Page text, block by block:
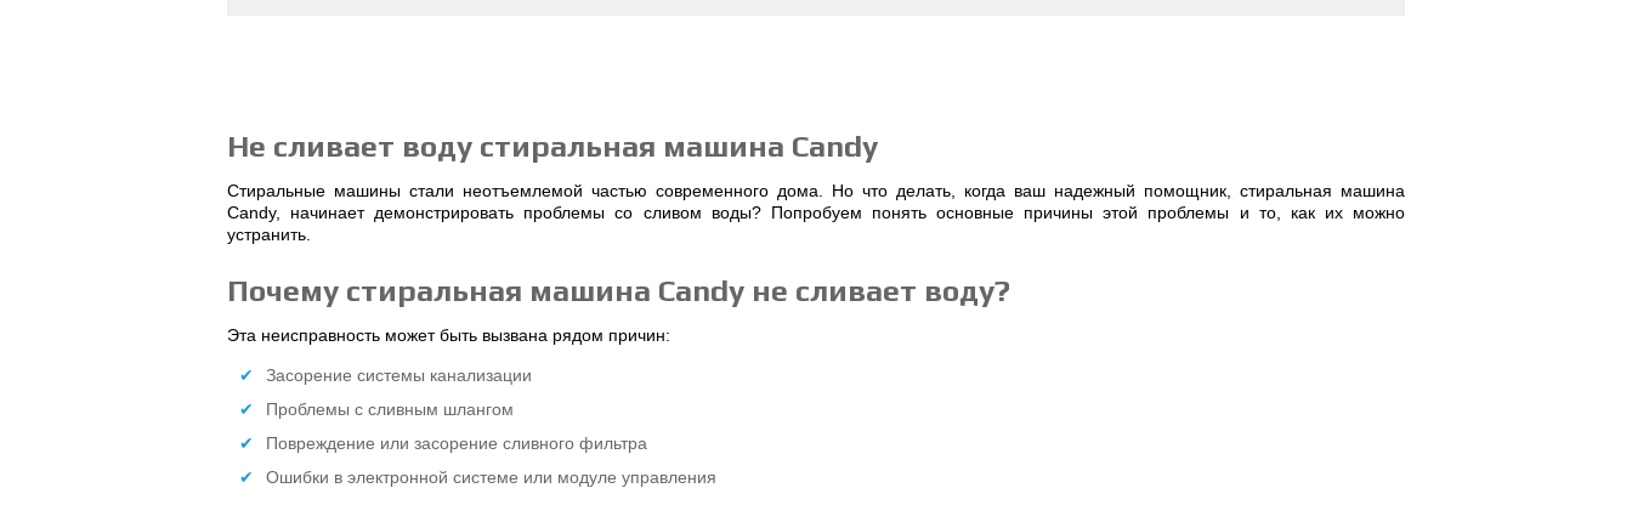
Не сливает воду стиральная машина Candy
Стиральные машины стали неотъемлемой частью современного дома. Но что делать, когда ваш надежный помощник, стиральная машина
Candy, начинает демонстрировать проблемы со сливом воды? Попробуем понять основные причины этой проблемы и то, как их можно
устранить.
Почему стиральная машина Candy не сливает воду?
Эта неисправность может быть вызвана рядом причин:
Засорение системы канализации
Проблемы с сливным шлангом
Повреждение или засорение сливного фильтра
Ошибки в электронной системе или модуле управления